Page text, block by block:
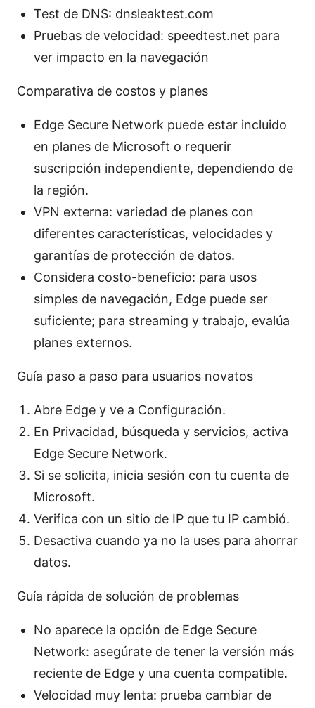
Test de DNS: dnsleaktest.com
Pruebas de velocidad: speedtest.net para
ver impacto en la navegación
Comparativa de costos y planes
Edge Secure Network puede estar incluido
en planes de Microsoft o requerir
suscripción independiente, dependiendo de
la región.
VPN externa: variedad de planes con
diferentes características, velocidades y
garantías de protección de datos.
Considera costo-beneficio: para usos
simples de navegación, Edge puede ser
suficiente; para streaming y trabajo, evalúa
planes externos.
Guía paso a paso para usuarios novatos
Abre Edge y ve a Configuración.
En Privacidad, búsqueda y servicios, activa
Edge Secure Network.
Si se solicita, inicia sesión con tu cuenta de
Microsoft.
Verifica con un sitio de IP que tu IP cambió.
Desactiva cuando ya no la uses para ahorrar
datos.
Guía rápida de solución de problemas
No aparece la opción de Edge Secure
Network: asegúrate de tener la versión más
reciente de Edge y una cuenta compatible.
Velocidad muy lenta: prueba cambiar de